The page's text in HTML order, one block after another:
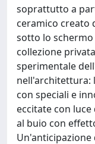
soprattutto a
ceramico creato
sotto lo
collezione
sperimentale
nell'architettura:
con speciali e
eccitate con
al buio con
Un'anticipazione